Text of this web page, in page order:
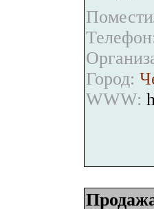
Город:
WWW: